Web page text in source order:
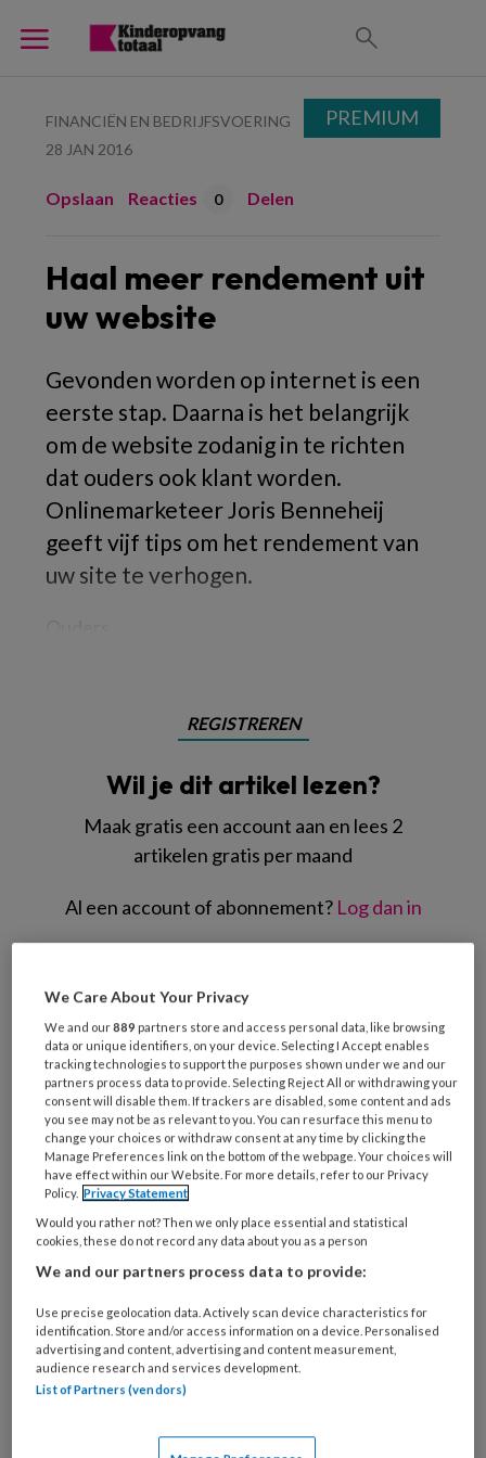
FINANCIËN EN BEDRIJFSVOERING
28 JAN 2016
Opslaan Reacties 0 Delen
Haal meer rendement uit
uw website
Gevonden worden op internet is een
eerste stap. Daarna is het belangrijk
om de website zodanig in te richten
dat ouders ook klant worden.
Onlinemarketeer Joris Benneheij
geeft vijf tips om het rendement van
uw site te verhogen.
REGISTREREN
Wil je dit artikel lezen?
Maak gratis een account aan en lees 2
artikelen gratis per maand
Al een account of abonnement? Log dan in
is
je
e-
mailadres?
* *
Kies
je
wachtwoord* *
Kies
je
functie *
Bij
organisatie
werk
je?
Untitled
Ontvang 2x per week de
KinderopvangTotaal nieuwsbrief
Management Kinderopvang
PREMIUM
We Care About Your Privacy
We and our889 partners store and access personal data, like browsing
data or unique identifiers, on your device. Selecting I Accept enables
tracking technologies to support the purposes shown under we and our
partners process data to provide. Selecting Reject All or withdrawing your
consent will disable them. If trackers are disabled, some content and ads
you see may not be as relevant to you. You can resurface this menu to
change your choices or withdraw consent at any time by clicking the
Manage Preferences link on the bottom of the webpage. Your choices will
have effect within our Website. For more details, refer to our Privacy
Policy. Privacy Statement
Would you rather not? Then we only place essential and statistical
cookies, these do not record any data about you as a person
We and our partners process data to provide:
Use precise geolocation data. Actively scan device characteristics for
identification. Store and/or access information on a device. Personalised
advertising and content, advertising and content measurement,
audience research and services development.
List of Partners (vendors)